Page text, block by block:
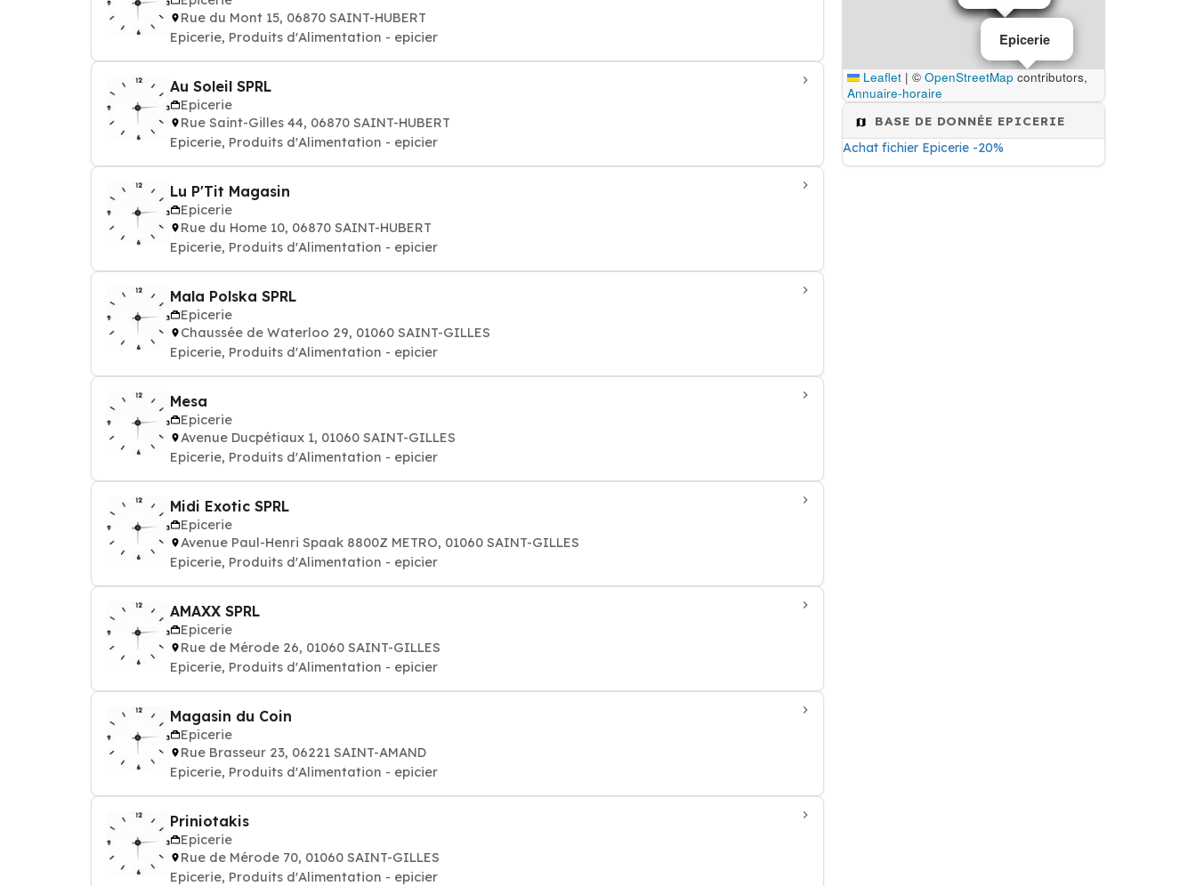
Rue du Mont 15, 06870 SAINT-HUBERT
Epicerie, Produits d'Alimentation - epicier
Au Soleil SPRL
Epicerie
Rue Saint-Gilles 44, 06870 SAINT-HUBERT
Epicerie, Produits d'Alimentation - epicier
Lu P'Tit Magasin
Epicerie
Rue du Home 10, 06870 SAINT-HUBERT
Epicerie, Produits d'Alimentation - epicier
Mala Polska SPRL
Epicerie
Chaussée de Waterloo 29, 01060 SAINT-GILLES
Epicerie, Produits d'Alimentation - epicier
Mesa
Epicerie
Avenue Ducpétiaux 1, 01060 SAINT-GILLES
Epicerie, Produits d'Alimentation - epicier
Midi Exotic SPRL
Epicerie
Avenue Paul-Henri Spaak 8800Z METRO, 01060 SAINT-GILLES
Epicerie, Produits d'Alimentation - epicier
AMAXX SPRL
Epicerie
Rue de Mérode 26, 01060 SAINT-GILLES
Epicerie, Produits d'Alimentation - epicier
Magasin du Coin
Epicerie
Rue Brasseur 23, 06221 SAINT-AMAND
Epicerie, Produits d'Alimentation - epicier
Priniotakis
Epicerie
Rue de Mérode 70, 01060 SAINT-GILLES
Epicerie, Produits d'Alimentation - epicier
Epicerie
Leaflet | © OpenStreetMap contributors,
Annuaire-horaire
BASE DE DONNÉE EPICERIE
Achat fichier Epicerie -20%